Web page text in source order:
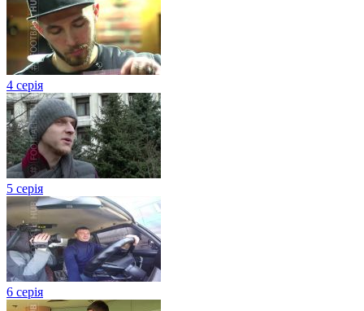
4 серія
5 серія
6 серія